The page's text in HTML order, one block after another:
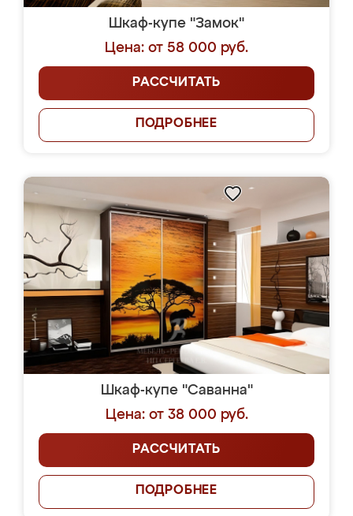
Шкаф-купе "Замок"
Цена: от 58 000 руб.
РАССЧИТАТЬ
ПОДРОБНЕЕ
Шкаф-купе "Саванна"
Цена: от 38 000 руб.
РАССЧИТАТЬ
ПОДРОБНЕЕ